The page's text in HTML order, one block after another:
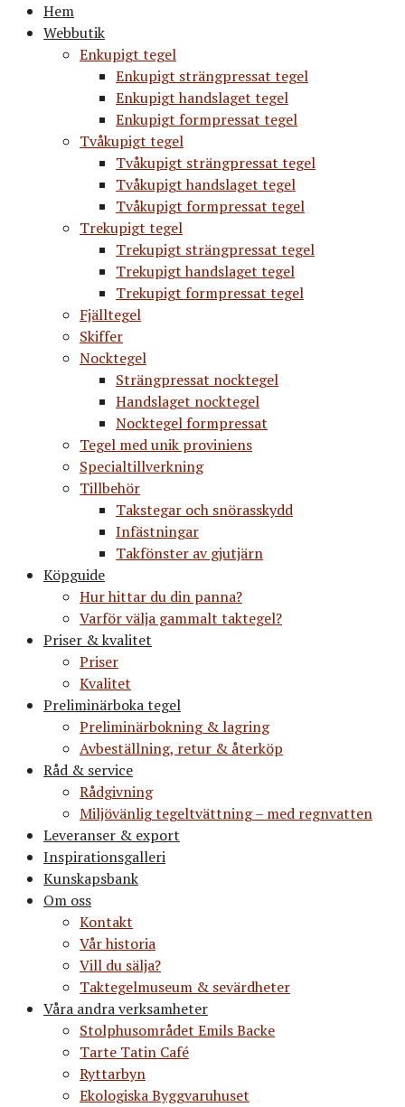
Hem
Webbutik
Enkupigt tegel
Enkupigt strängpressat tegel
Enkupigt handslaget tegel
Enkupigt formpressat tegel
Tvåkupigt tegel
Tvåkupigt strängpressat tegel
Tvåkupigt handslaget tegel
Tvåkupigt formpressat tegel
Trekupigt tegel
Trekupigt strängpressat tegel
Trekupigt handslaget tegel
Trekupigt formpressat tegel
Fjälltegel
Skiffer
Nocktegel
Strängpressat nocktegel
Handslaget nocktegel
Nocktegel formpressat
Tegel med unik proviniens
Specialtillverkning
Tillbehör
Takstegar och snörasskydd
Infästningar
Takfönster av gjutjärn
Köpguide
Hur hittar du din panna?
Varför välja gammalt taktegel?
Priser & kvalitet
Priser
Kvalitet
Preliminärboka tegel
Preliminärbokning & lagring
Avbeställning, retur & återköp
Råd & service
Rådgivning
Miljövänlig tegeltvättning – med regnvatten
Leveranser & export
Inspirationsgalleri
Kunskapsbank
Om oss
Kontakt
Vår historia
Vill du sälja?
Taktegelmuseum & sevärdheter
Våra andra verksamheter
Stolphusområdet Emils Backe
Tarte Tatin Café
Ryttarbyn
Ekologiska Byggvaruhuset